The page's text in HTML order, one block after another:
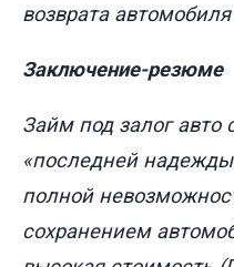
возврата
Заключение-резюме
Займ под залог
«последней
полной
сохранением